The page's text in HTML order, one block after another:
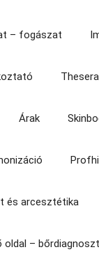
– fogászat
Árak
és arcesztétika
oldal –